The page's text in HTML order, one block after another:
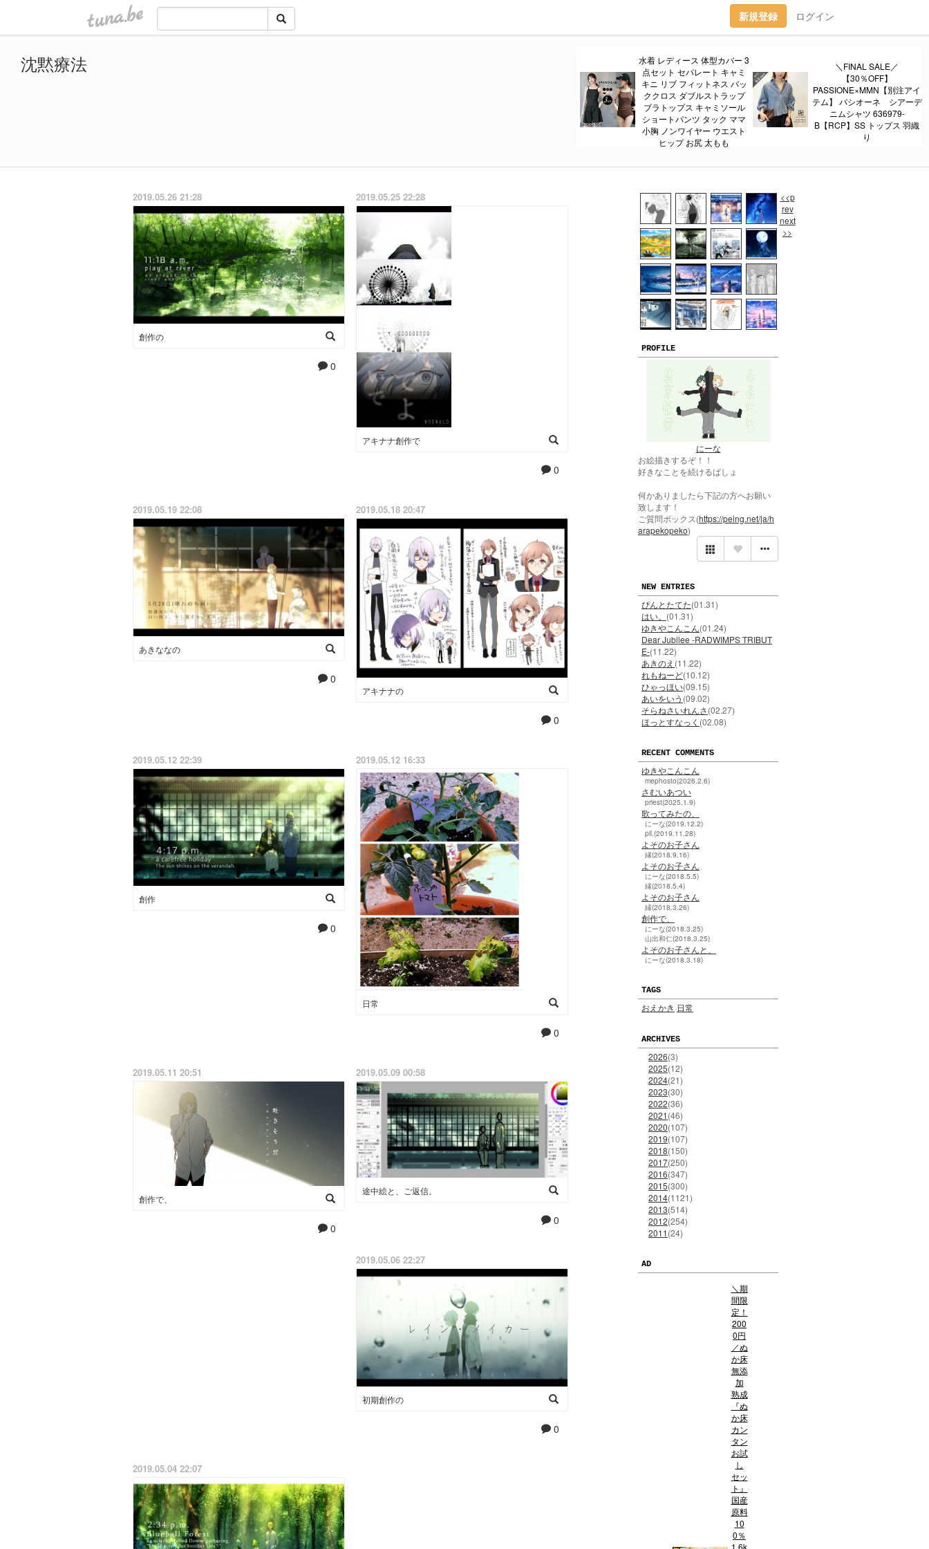
tuna.be 新規登録 ログイン
水着 レディース 体型カバー 3
点セット セパレート キャミ
キニ リブ フィットネス バッ
ククロス ダブルストラップ
ブラトップス キャミソール
ショートパンツ タック ママ
小胸 ノンワイヤー ウエスト
ヒップ お尻 太もも
＼FINAL SALE／
【30％OFF】
PASSIONE×MMN【別注アイ
テム】 パシオーネ シアーデ
ニムシャツ 636979-
B【RCP】SS トップス 羽織
り
沈黙療法
<<p
rev
next
>>
PROFILE
にーな
お絵描きするぞ！！
好きなことを続けるばしょ
何かありましたら下記の方へお願い
致します！
ご質問ボックス(https://peing.net/ja/h
arapekopeko)
NEW ENTRIES
ぴんとたてた(01.31)
はい。 (01.31)
ゆきやこんこん(01.24)
Dear Jubilee -RADWIMPS TRIBUT
E-(11.22)
あきのえ (11.22)
れもねーど(10.12)
ひゃっほい(09.15)
あいをいう (09.02)
そらねさいれんさ(02.27)
ほっとすなっく (02.08)
RECENT COMMENTS
ゆきやこんこん
mephosto(2026.2.6)
さむいあつい
priest(2025.1.9)
歌ってみたの、
にーな(2019.12.2)
pil.(2019.11.28)
よそのお子さん
縁(2018.9.16)
よそのお子さん
にーな(2018.5.5)
縁(2018.5.4)
よそのお子さん
縁(2018.3.26)
創作で、
にーな(2018.3.25)
山出和仁(2018.3.25)
よそのお子さんと、
にーな(2018.3.18)
TAGS
おえかき 日常
ARCHIVES
2026(3)
2025(12)
2024(21)
2023(30)
2022(36)
2021(46)
2020(107)
2019(107)
2018(150)
2017(250)
2016(347)
2015(300)
2014(1121)
2013(514)
2012(254)
2011(24)
AD
＼期
間限
定！
200
0円
／ぬ
か床
無添
加
熟成
『ぬ
か床
カン
タン
お試
し
セッ
ト』
国産
原料
10
0％
2019.05.26 21:28
創作の
0
2019.05.25 22:28
アキナナ創作で
0
2019.05.19 22:08
あきななの
0
2019.05.18 20:47
アキナナの
0
2019.05.12 22:39
創作
0
2019.05.12 16:33
日常
0
2019.05.11 20:51
創作で、
0
2019.05.09 00:58
途中絵と、ご返信。
0
2019.05.06 22:27
初期創作の
0
2019.05.04 22:07